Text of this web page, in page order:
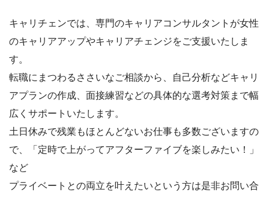
キャリチェンでは、専門のキャリアコンサルタントが女性
のキャリアアップやキャリアチェンジをご支援いたしま
す。
転職にまつわるささいなご相談から、自己分析などキャリ
アプランの作成、面接練習などの具体的な選考対策まで幅
広くサポートいたします。
土日休みで残業もほとんどないお仕事も多数ございますの
で、「定時で上がってアフターファイブを楽しみたい！」
など
プライベートとの両立を叶えたいという方は是非お問い合